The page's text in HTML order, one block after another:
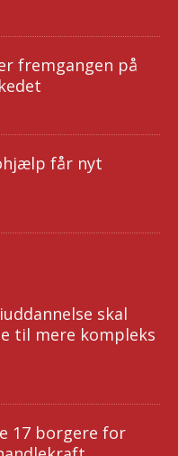
fremgangen på
får nyt
skal
til mere kompleks
17 borgere for